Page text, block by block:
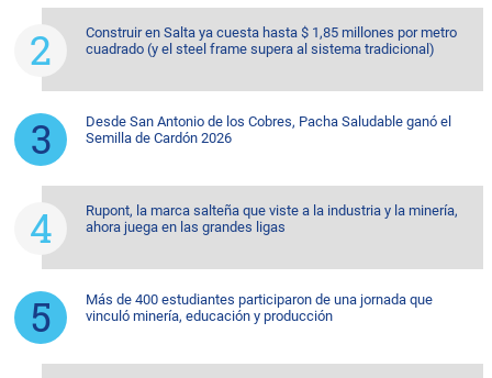
Construir en Salta ya cuesta hasta $ 1,85 millones por metro
cuadrado (y el steel frame supera al sistema tradicional)
Desde San Antonio de los Cobres, Pacha Saludable ganó el
Semilla de Cardón 2026
Rupont, la marca salteña que viste a la industria y la minería,
ahora juega en las grandes ligas
Más de 400 estudiantes participaron de una jornada que
vinculó minería, educación y producción